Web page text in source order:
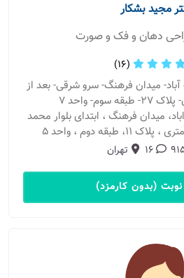
مجید بشکار
دهان و فک و صورت
(16)
آباد- میدان فرهنگ- سرو شرقی- بعد از
سوم- واحد 7
اباد، میدان فرهنگ ، ابتدای بلوار محمد
16 تهران
(بدون کارمزد)